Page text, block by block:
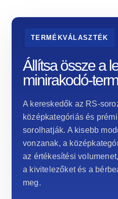
TERMÉKVÁLASZTÉK
Állítsa össze a
minirakodó-
A kereskedők az RS-
középkategóriás és
sorolhatják. A kisebb
vonzanak, a
az értékesítési
a kivitelezőket és a
meg.